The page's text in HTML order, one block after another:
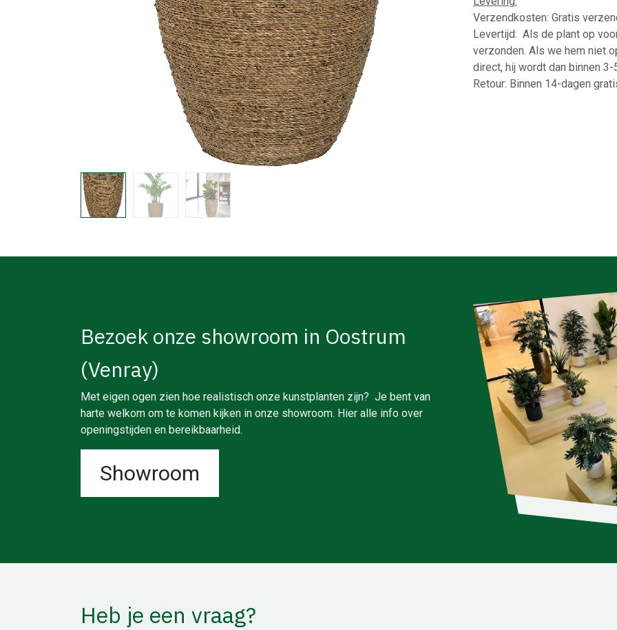
Verzendkosten: Gratis
Levertijd: Als de plant op
verzonden. Als we hem niet
direct, hij wordt dan binnen
Retour: Binnen 14-dagen
Bezoek onze showroom in Oostrum
(Venray)
Met eigen ogen zien hoe realistisch onze kunstplanten zijn? Je bent van
harte welkom om te komen kijken in onze showroom. Hier alle info over
openingstijden en bereikbaarheid.
Showroom
Heb je een vraag?